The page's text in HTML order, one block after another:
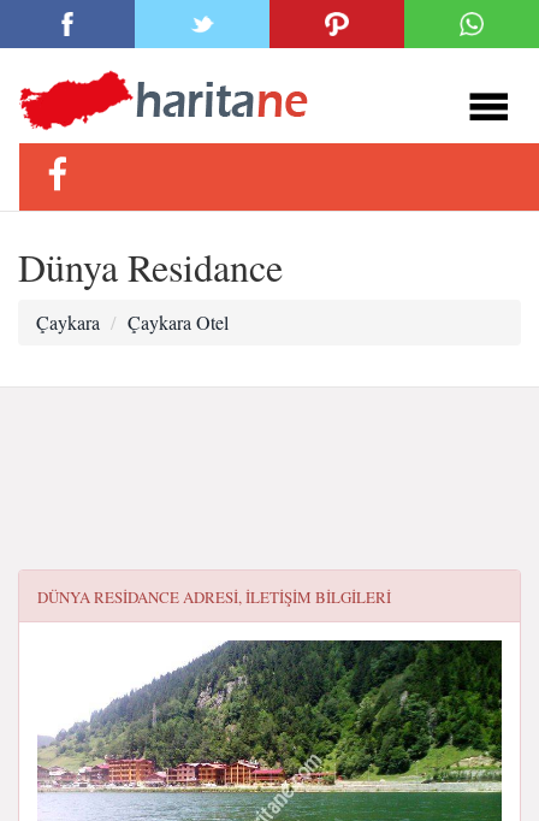
Dünya Residance
Çaykara Çaykara Otel
DÜNYA RESIDANCEADRESI, ILETIŞIM BILGILERI